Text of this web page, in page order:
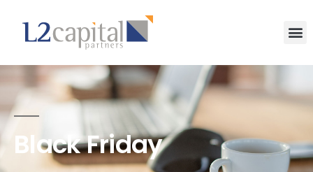
Black Friday